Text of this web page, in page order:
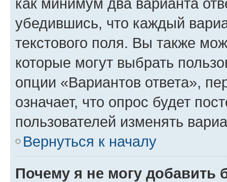
убедившись, что каждый
текстового поля. Вы также
которые могут выбрать
опции «Вариантов ответа»,
означает, что опрос будет
пользователей изменять
Вернуться к началу
Почему я не могу добавить